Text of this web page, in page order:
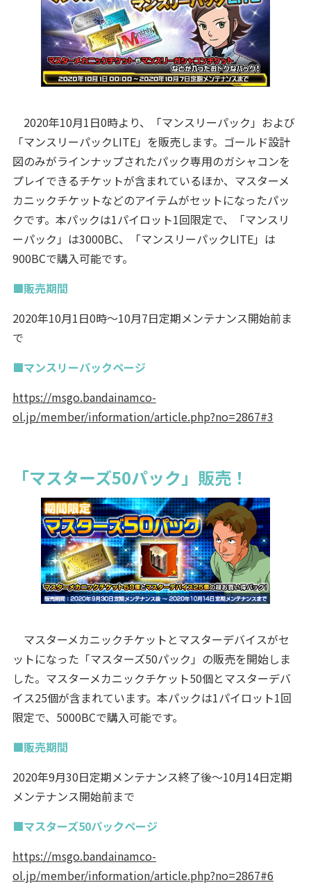
2020年10月1日0時より、「マンスリーパック」および
「マンスリーパックLITE」を販売します。ゴールド設計
図のみがラインナップされたパック専用のガシャコンを
プレイできるチケットが含まれているほか、マスターメ
カニックチケットなどのアイテムがセットになったパッ
クです。本パックは1パイロット1回限定で、「マンスリ
ーパック」は3000BC、「マンスリーパックLITE」は
900BCで購入可能です。
■販売期間
2020年10月1日0時～10月7日定期メンテナンス開始前ま
で
■マンスリーパックページ
https://msgo.bandainamco-
ol.jp/member/information/article.php?no=2867#3
「マスターズ50パック」販売！
マスターメカニックチケットとマスターデバイスがセ
ットになった「マスターズ50パック」の販売を開始しま
した。マスターメカニックチケット50個とマスターデバ
イス25個が含まれています。本パックは1パイロット1回
限定で、5000BCで購入可能です。
■販売期間
2020年9月30日定期メンテナンス終了後～10月14日定期
メンテナンス開始前まで
■マスターズ50パックページ
https://msgo.bandainamco-
ol.jp/member/information/article.php?no=2867#6